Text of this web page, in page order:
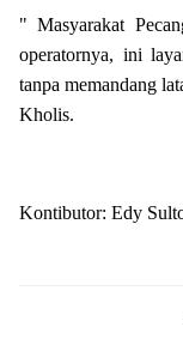
" Masyarakat
operatornya, ini
tanpa memandang
Kholis.
Kontibutor: Edy